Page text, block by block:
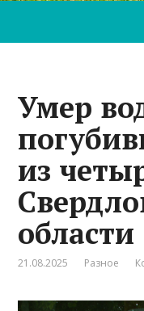
Умер
из
области
21.08.2025 Разное